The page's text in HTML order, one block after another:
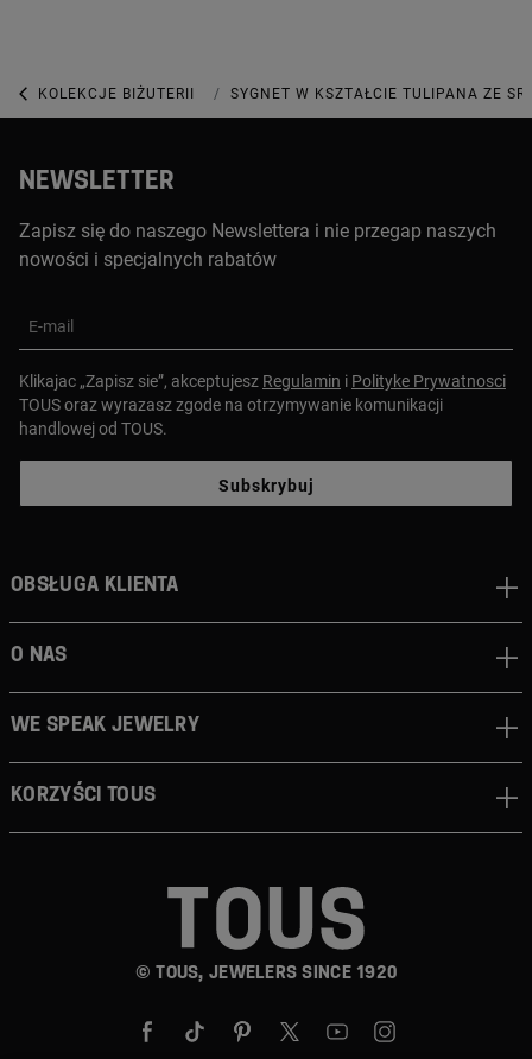
KOLEKCJE BIŻUTERII KOLEKCJA SWEET DOLLS
SYGNET W KSZTAŁCIE TULIPANA ZE
NEWSLETTER
Zapisz się do naszego Newslettera i nie przegap naszych
nowości i specjalnych rabatów
E-mail
Klikajac „Zapisz sie”, akceptujesz Regulamin i Polityke Prywatnosci
TOUS oraz wyrazasz zgode na otrzymywanie komunikacji
handlowej od TOUS.
Subskrybuj
© TOUS, JEWELERS SINCE 1920
Obsługa klienta
O nas
We speak jewelry
Korzyści TOUS